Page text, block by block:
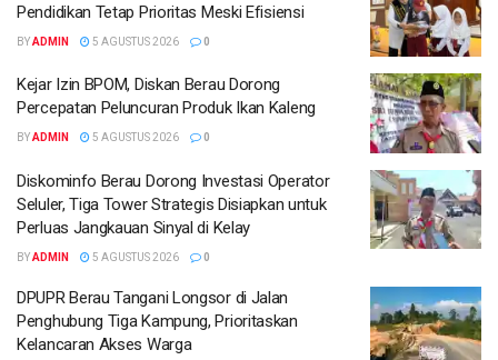
Pendidikan Tetap Prioritas Meski Efisiensi
BYADMIN 5 AGUSTUS 2026 0
Kejar Izin BPOM, Diskan Berau Dorong
Percepatan Peluncuran Produk Ikan Kaleng
BYADMIN 5 AGUSTUS 2026 0
Diskominfo Berau Dorong Investasi Operator
Seluler, Tiga Tower Strategis Disiapkan untuk
Perluas Jangkauan Sinyal di Kelay
BYADMIN 5 AGUSTUS 2026 0
DPUPR Berau Tangani Longsor di Jalan
Penghubung Tiga Kampung, Prioritaskan
Kelancaran Akses Warga